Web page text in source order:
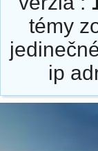
témy
ip